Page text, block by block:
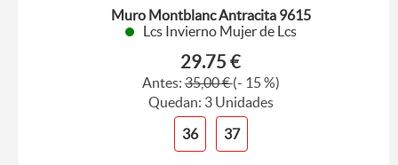
Muro Montblanc Antracita 9615
Lcs Invierno Mujer de Lcs
29.75 €
Antes:35,00 €(- 15 %)
Quedan: 3 Unidades
36
37